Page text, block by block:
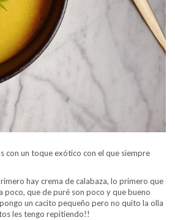
con un toque exótico con el que siempre
hay crema de calabaza, lo primero que
poco, que de puré son poco y que bueno
un cacito pequeño pero no quito la olla
les tengo repitiendo!!